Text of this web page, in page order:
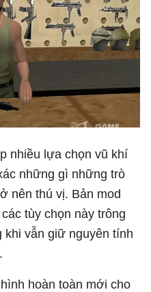
nhiều lựa chọn vũ khí
những gì những trò
nên thú vị. Bản mod
tùy chọn này trông
vẫn giữ nguyên tính
hoàn toàn mới cho